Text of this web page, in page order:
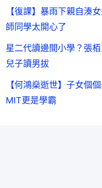
【復課】暴雨下親自湊
師同學太開心了
星二代讀邊間小學？張
兒子讀男拔
【何鴻燊逝世】子女個
MIT更是學霸